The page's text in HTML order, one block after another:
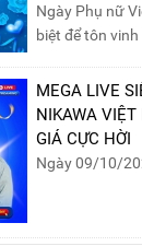
dập tắt...
Ngày Phụ nữ
biệt để tôn
Khởi nguồn từ
phản đế Việt
này không chỉ
của phụ nữ ...
MEGA LIVE
NIKAWA
GIÁ CỰC HỜI
Ngày 09/10/
phần quà siêu